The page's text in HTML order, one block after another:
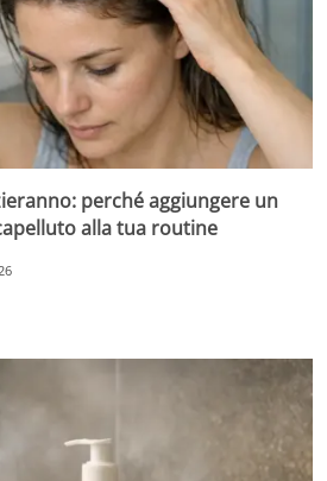
perché aggiungere un
alla tua routine